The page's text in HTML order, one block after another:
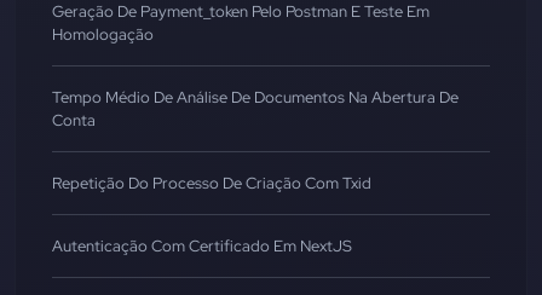
Geração De Payment_token Pelo Postman E Teste Em
Homologação
Tempo Médio De Análise De Documentos Na Abertura De
Conta
Repetição Do Processo De Criação Com Txid
Autenticação Com Certificado Em NextJS